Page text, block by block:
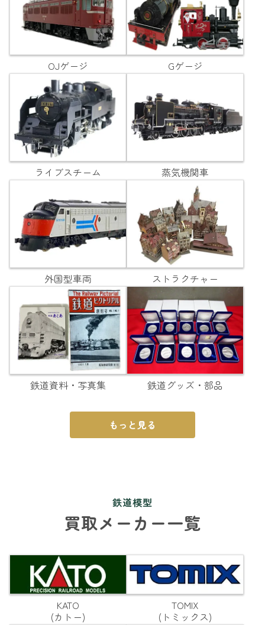
OJゲージ Gゲージ
ライブスチーム 蒸気機関車
外国型車両 ストラクチャー
鉄道資料・写真集 鉄道グッズ・部品
もっと見る
鉄道模型
買取メーカー一覧
KATO
(カトー)
TOMIX
(トミックス)